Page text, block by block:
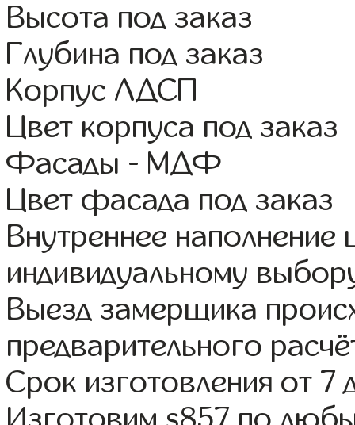
Высота под заказ
Глубина под заказ
Корпус ЛДСП
Цвет корпуса под заказ
Фасады - МДФ
Цвет фасада под заказ
Внутреннее
индивидуальному
Выезд замерщика
предварительного
Срок изготовления от 7